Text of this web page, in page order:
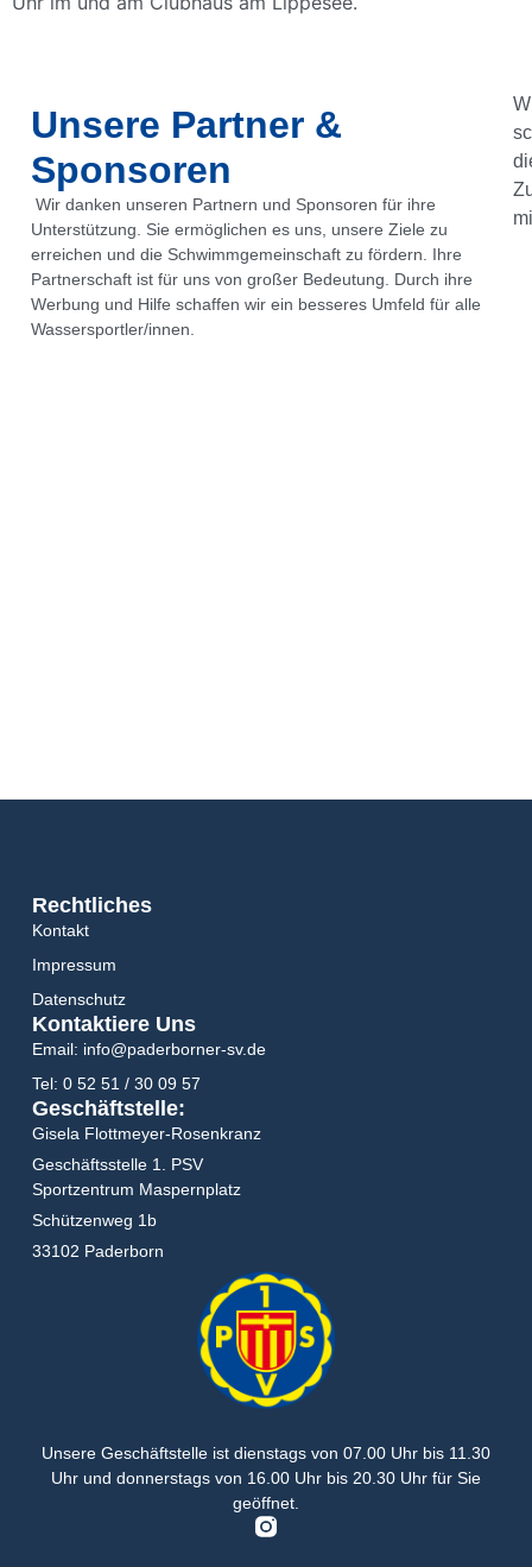
Unsere Partner &
Sponsoren
Wir danken unseren Partnern und Sponsoren für ihre
Unterstützung. Sie ermöglichen es uns, unsere Ziele zu
erreichen und die Schwimmgemeinschaft zu fördern. Ihre
Partnerschaft ist für uns von großer Bedeutung. Durch ihre
Werbung und Hilfe schaffen wir ein besseres Umfeld für alle
Wassersportler/innen.
Unsere Geschäftstelle ist dienstags von 07.00 Uhr bis 11.30
Uhr und donnerstags von 16.00 Uhr bis 20.30 Uhr für Sie
geöffnet.
Rechtliches
Kontakt
Impressum
Datenschutz
Kontaktiere Uns
Email: info@paderborner-sv.de
Tel: 0 52 51 / 30 09 57
Geschäftstelle:
Gisela Flottmeyer-Rosenkranz
Geschäftsstelle 1. PSV
Sportzentrum Maspernplatz
Schützenweg 1b
33102 Paderborn